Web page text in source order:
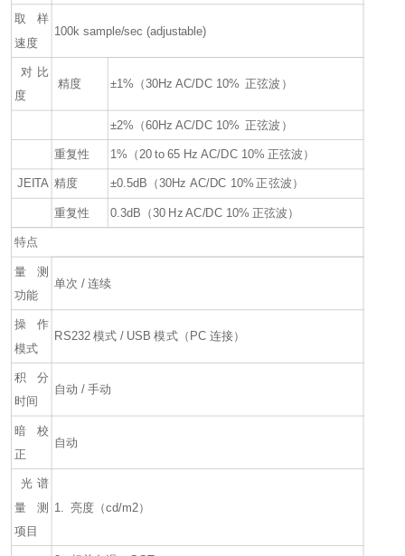
取样
速度
100k sample/sec (adjustable)
对比
度
精度 ±1%（30Hz AC/DC 10% 正弦波）
±2%（60Hz AC/DC 10% 正弦波）
重复性 1%（20 to 65 Hz AC/DC 10% 正弦波）
JEITA 精度 ±0.5dB（30Hz AC/DC 10% 正弦波）
重复性 0.3dB（30 Hz AC/DC 10% 正弦波）
特点
量测
功能
单次 / 连续
操作
模式
RS232 模式 / USB 模式（PC 连接）
积分
时间
自动 / 手动
暗校
正
自动
光谱
量测
项目
1. 亮度（cd/m2）